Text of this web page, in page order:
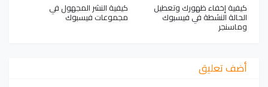
كيفية إخفاء ظهورك وتعطيل
الحالة النشطة في فيسبوك
وماسنجر
كيفية النشر المجهول في
مجموعات فيسبوك
أضف تعليق